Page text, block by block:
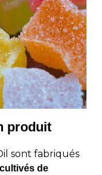
produit
sont fabriqués
de